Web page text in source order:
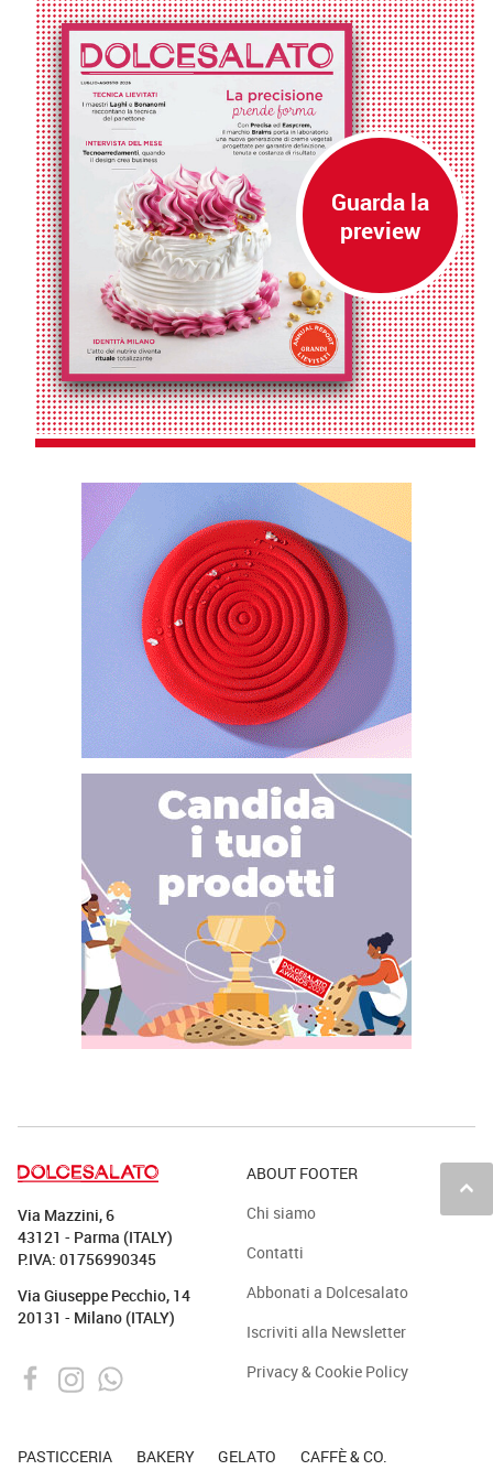
keyboard_arrow_up
Via Mazzini, 6
43121 - Parma (ITALY)
P.IVA: 01756990345
Via Giuseppe Pecchio, 14
20131 - Milano (ITALY)
ABOUT FOOTER
Chi siamo
Contatti
Abbonati a Dolcesalato
Iscriviti alla Newsletter
Privacy & Cookie Policy
PASTICCERIA BAKERY GELATO CAFFÈ & CO.